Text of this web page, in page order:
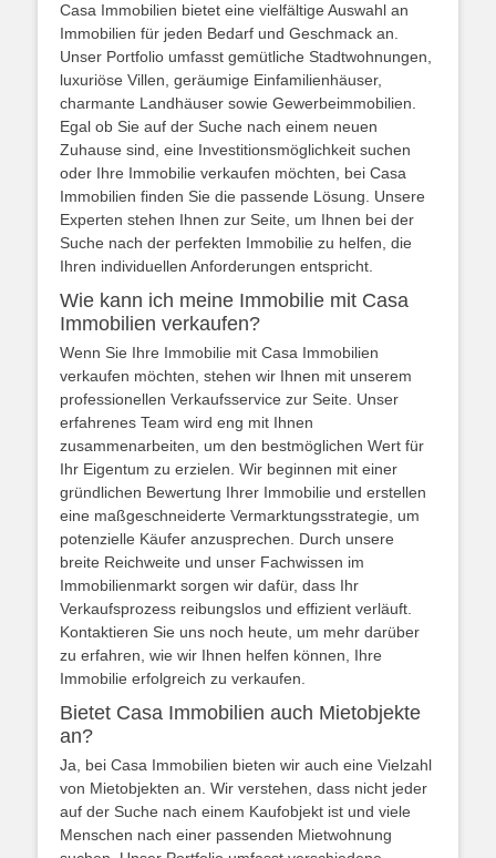
Casa Immobilien bietet eine vielfältige Auswahl an
Immobilien für jeden Bedarf und Geschmack an.
Unser Portfolio umfasst gemütliche Stadtwohnungen,
luxuriöse Villen, geräumige Einfamilienhäuser,
charmante Landhäuser sowie Gewerbeimmobilien.
Egal ob Sie auf der Suche nach einem neuen
Zuhause sind, eine Investitionsmöglichkeit suchen
oder Ihre Immobilie verkaufen möchten, bei Casa
Immobilien finden Sie die passende Lösung. Unsere
Experten stehen Ihnen zur Seite, um Ihnen bei der
Suche nach der perfekten Immobilie zu helfen, die
Ihren individuellen Anforderungen entspricht.
Wie kann ich meine Immobilie mit Casa
Immobilien verkaufen?
Wenn Sie Ihre Immobilie mit Casa Immobilien
verkaufen möchten, stehen wir Ihnen mit unserem
professionellen Verkaufsservice zur Seite. Unser
erfahrenes Team wird eng mit Ihnen
zusammenarbeiten, um den bestmöglichen Wert für
Ihr Eigentum zu erzielen. Wir beginnen mit einer
gründlichen Bewertung Ihrer Immobilie und erstellen
eine maßgeschneiderte Vermarktungsstrategie, um
potenzielle Käufer anzusprechen. Durch unsere
breite Reichweite und unser Fachwissen im
Immobilienmarkt sorgen wir dafür, dass Ihr
Verkaufsprozess reibungslos und effizient verläuft.
Kontaktieren Sie uns noch heute, um mehr darüber
zu erfahren, wie wir Ihnen helfen können, Ihre
Immobilie erfolgreich zu verkaufen.
Bietet Casa Immobilien auch Mietobjekte
an?
Ja, bei Casa Immobilien bieten wir auch eine Vielzahl
von Mietobjekten an. Wir verstehen, dass nicht jeder
auf der Suche nach einem Kaufobjekt ist und viele
Menschen nach einer passenden Mietwohnung